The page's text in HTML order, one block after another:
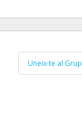
Uneix-te al Grup